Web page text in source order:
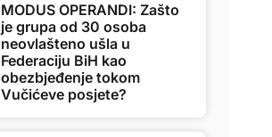
MODUS OPERANDI: Zašto
je grupa od 30 osoba
neovlašteno ušla u
Federaciju BiH kao
obezbjeđenje tokom
Vučićeve posjete?